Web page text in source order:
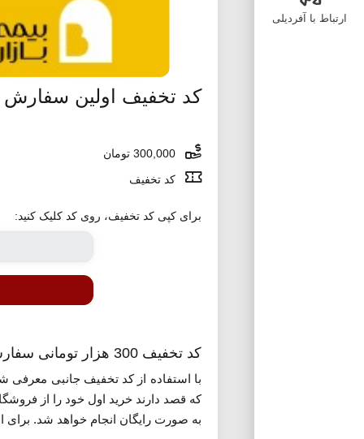
ارتباط با آفردیلی
کد تخفیف اولین سفارش
کد تخفیف
برای کپی کد تخفیف، روی کد کلیک کنید:
کد تخفیف 300 هزار تومانی سفارش اول جانبی
با استفاده از کد تخفیف جانبی معرفی
که قصد دارند خرید اول خود را از
به صورت رایگان انجام خواهد شد. برای